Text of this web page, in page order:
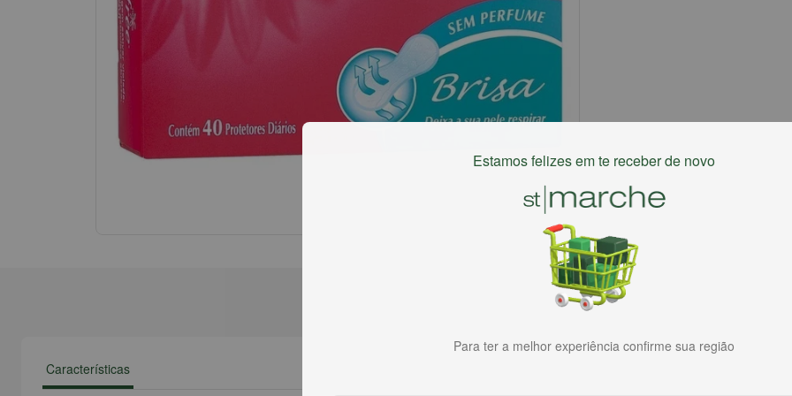
Características
Estamos felizes em te receber de novo
Para ter a melhor experiência confirme sua região